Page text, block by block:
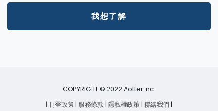
我想了解
COPYRIGHT © 2022 Aotter Inc.
| 刊登政策| 服務條款 | 隱私權政策| 聯絡我們 |